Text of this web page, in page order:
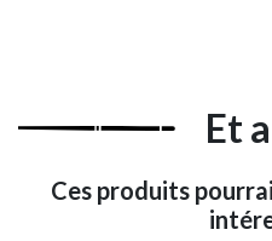
Et
Ces produits